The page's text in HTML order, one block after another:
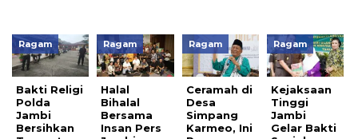
Ragam
Bakti Religi
Polda
Jambi
Bersihkan
Ragam
Halal
Bihalal
Bersama
Insan Pers
Ragam
Ceramah di
Desa
Simpang
Karmeo, Ini
Ragam
Kejaksaan
Tinggi
Jambi
Gelar Bakti